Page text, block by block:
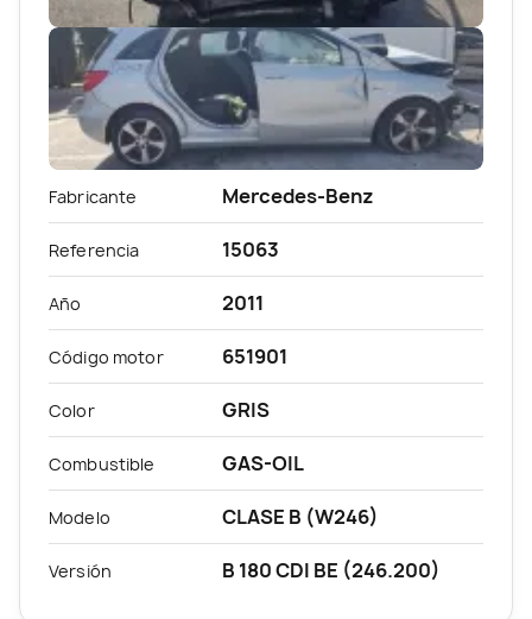
Fabricante Mercedes-Benz
Referencia 15063
Año 2011
Código motor 651901
Color GRIS
Combustible GAS-OIL
Modelo CLASE B (W246)
Versión B 180 CDI BE (246.200)